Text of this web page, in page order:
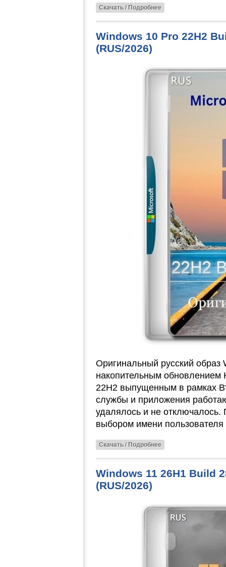
Скачать / Подробнее
Windows 10 Pro 22H2
(RUS/2026)
Оригинальный русский образ
накопительным обновлением
22H2 выпущенным в рамках
службы и приложения
удалялось и не отключалось.
выбором имени пользователя
Скачать / Подробнее
Windows 11 26H1 Build
(RUS/2026)